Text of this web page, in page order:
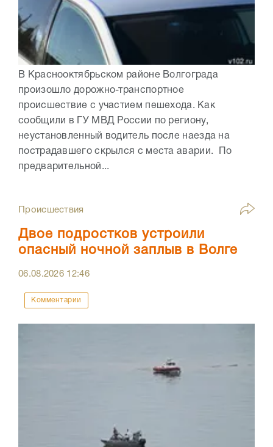
В Краснооктябрьском районе Волгограда
произошло дорожно-транспортное
происшествие с участием пешехода. Как
сообщили в ГУ МВД России по региону,
неустановленный водитель после наезда на
пострадавшего скрылся с места аварии. По
предварительной...
Происшествия
Двое подростков устроили
опасный ночной заплыв в Волге
06.08.2026 12:46
Комментарии